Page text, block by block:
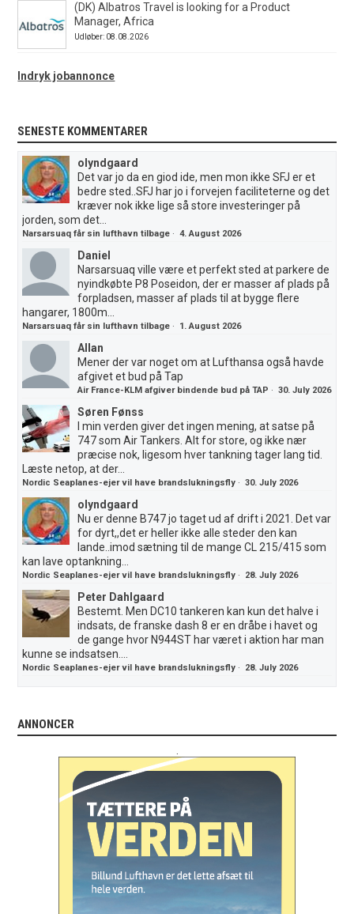
(DK) Albatros Travel is looking for a Product
Manager, Africa
Udløber: 08.08.2026
Indryk jobannonce
SENESTE KOMMENTARER
olyndgaard
Det var jo da en giod ide, men mon ikke SFJ er et
bedre sted..SFJ har jo i forvejen faciliteterne og det
kræver nok ikke lige så store investeringer på
jorden, som det...
Narsarsuaq får sin lufthavn tilbage ·4. August 2026
Daniel
Narsarsuaq ville være et perfekt sted at parkere de
nyindkøbte P8 Poseidon, der er masser af plads på
forpladsen, masser af plads til at bygge flere
hangarer, 1800m...
Narsarsuaq får sin lufthavn tilbage · 1. August 2026
Allan
Mener der var noget om at Lufthansa også havde
afgivet et bud på Tap
Air France-KLM afgiver bindende bud på TAP ·30. July 2026
Søren Fønss
I min verden giver det ingen mening, at satse på
747 som Air Tankers. Alt for store, og ikke nær
præcise nok, ligesom hver tankning tager lang tid.
Læste netop, at der...
Nordic Seaplanes-ejer vil have brandslukningsfly ·30. July 2026
olyndgaard
Nu er denne B747 jo taget ud af drift i 2021. Det var
for dyrt,,det er heller ikke alle steder den kan
lande..imod sætning til de mange CL 215/415 som
kan lave optankning...
Nordic Seaplanes-ejer vil have brandslukningsfly · 28. July 2026
Peter Dahlgaard
Bestemt. Men DC10 tankeren kan kun det halve i
indsats, de franske dash 8 er en dråbe i havet og
de gange hvor N944ST har været i aktion har man
kunne se indsatsen....
Nordic Seaplanes-ejer vil have brandslukningsfly · 28. July 2026
ANNONCER